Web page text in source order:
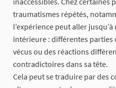
traumatismes répétés,
l’expérience peut aller
intérieure : différentes parties
vécus ou des réactions
contradictoires dans sa tête.
Cela peut se traduire par des